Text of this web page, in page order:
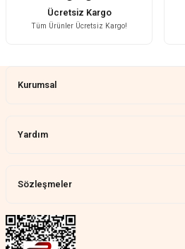
H... A... | 31/07/2026
verirler, çok yardım ederler.
Teslim çok çabuk geldi. Montaj çok
Nathalie Prevost | 22/07/2026
Ücretsiz Kargo
Tüm Ürünler Ücretsiz Kargo!
Kurumsal
Yardım
Sözleşmeler